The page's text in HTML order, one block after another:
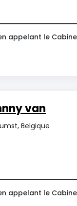
appelant le
van
Belgique
appelant le